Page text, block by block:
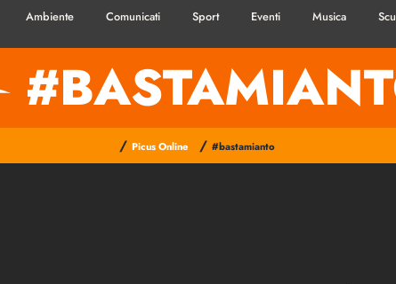
Ambiente Comunicati Sport Eventi Musica
/ Picus Online / #bastamianto